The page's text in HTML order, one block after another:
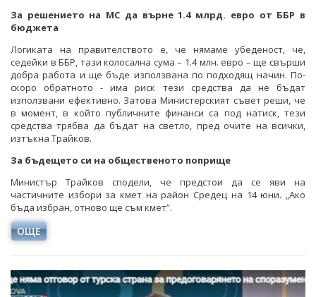
За решението на МС да върне 1.4 млрд. евро от ББР в
бюджета
Логиката на правителството е, че нямаме убеденост, че,
седейки в ББР, тази колосална сума – 1.4 млн. евро – ще свърши
добра работа и ще бъде използвана по подходящ начин. По-
скоро обратното - има риск тези средства да не бъдат
използвани ефективно. Затова Министерският съвет реши, че
в момент, в който публичните финанси са под натиск, тези
средства трябва да бъдат на светло, пред очите на всички,
изтъкна Трайков.
За бъдещето си на общественото поприще
Министър Трайков сподели, че предстои да се яви на
частичните избори за кмет на район Средец на 14 юни. „Ако
бъда избран, отново ще съм кмет”.
ОЩЕ